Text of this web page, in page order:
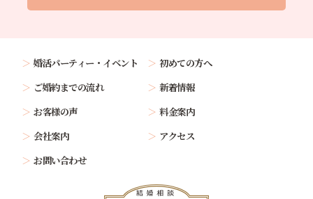
婚活パーティー・イベント
初めての方へ
ご婚約までの流れ
新着情報
お客様の声
料金案内
会社案内
アクセス
お問い合わせ